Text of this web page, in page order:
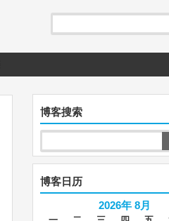
博客搜索
博客日历
2026年 8月